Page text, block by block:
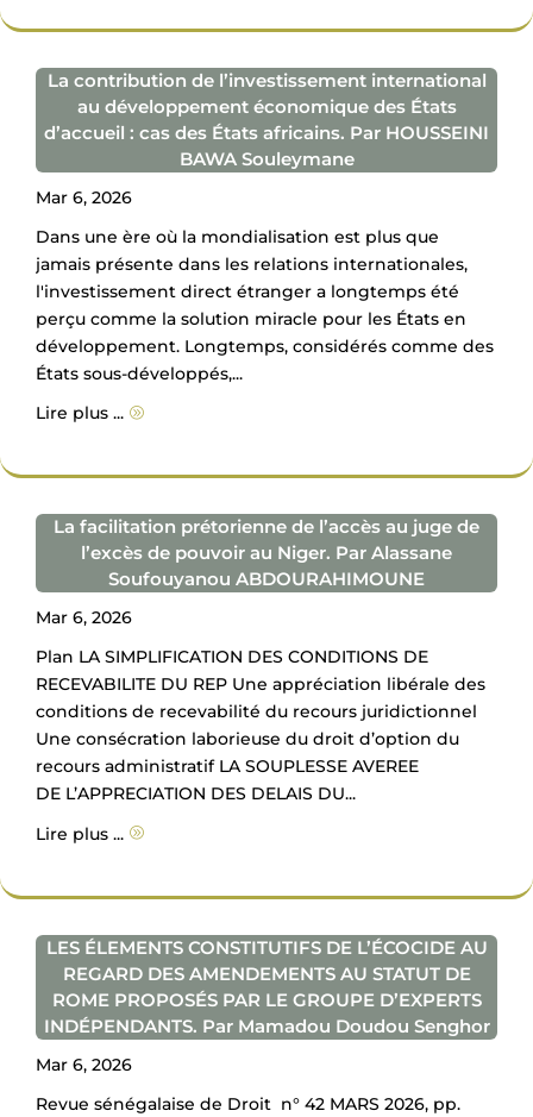
La contribution de l’investissement international
au développement économique des États
d’accueil : cas des États africains. Par HOUSSEINI
BAWA Souleymane
Mar 6, 2026
Dans une ère où la mondialisation est plus que
jamais présente dans les relations internationales,
l'investissement direct étranger a longtemps été
perçu comme la solution miracle pour les États en
développement. Longtemps, considérés comme des
États sous-développés,...
Lire plus ... A
La facilitation prétorienne de l’accès au juge de
l’excès de pouvoir au Niger. Par Alassane
Soufouyanou ABDOURAHIMOUNE
Mar 6, 2026
Plan LA SIMPLIFICATION DES CONDITIONS DE
RECEVABILITE DU REP Une appréciation libérale des
conditions de recevabilité du recours juridictionnel
Une consécration laborieuse du droit d’option du
recours administratif LA SOUPLESSE AVEREE
DE L’APPRECIATION DES DELAIS DU...
Lire plus ... A
LES ÉLEMENTS CONSTITUTIFS DE L’ÉCOCIDE AU
REGARD DES AMENDEMENTS AU STATUT DE
ROME PROPOSÉS PAR LE GROUPE D’EXPERTS
INDÉPENDANTS. Par Mamadou Doudou Senghor
Mar 6, 2026
Revue sénégalaise de Droit n° 42 MARS 2026, pp.